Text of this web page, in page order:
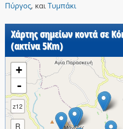
Πύργος, και Τυμπάκι
Χάρτης σημείων κοντά σε
(ακτίνα 5Km)
+
-
z12
R